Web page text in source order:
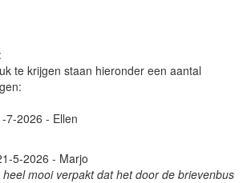
te krijgen staan hieronder een aantal
7-2026 - Ellen
5-2026 - Marjo
mooi verpakt dat het door de brievenbus